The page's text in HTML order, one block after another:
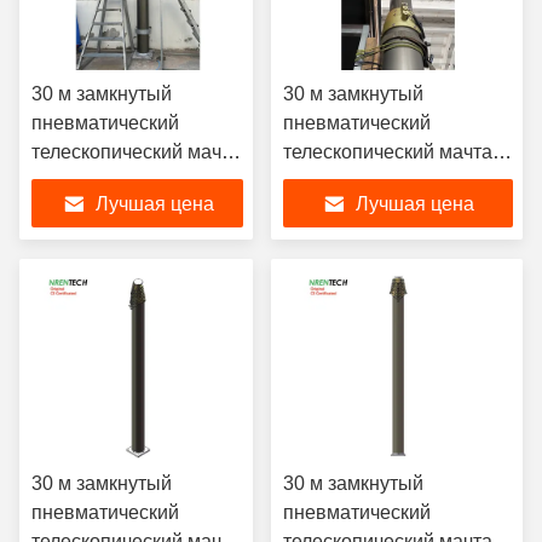
30 м замкнутый
пневматический
телескопический мачта
300 кг полезных
нагрузок - 5,5 м
закрытой высоты - для
Лучшая цена
30 м замкнутый
пневматический
телескопический мачта
300 кг полезных нагрузок
- 5,5 м закрытой высоты -
для антенны
Лучшая цена
30 м замкнутый
пневматический
30 м замкнутый
пневматический